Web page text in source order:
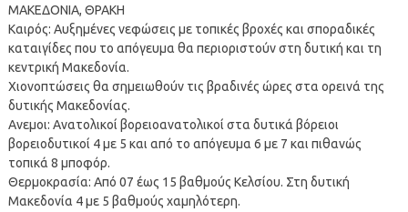
ΜΑΚΕΔΟΝΙΑ, ΘΡΑΚΗ
Καιρός: Αυξημένες νεφώσεις με τοπικές βροχές και σποραδικές
καταιγίδες που το απόγευμα θα περιοριστούν στη δυτική και τη
κεντρική Μακεδονία.
Χιονοπτώσεις θα σημειωθούν τις βραδινές ώρες στα ορεινά της
δυτικής Μακεδονίας.
Ανεμοι: Ανατολικοί βορειοανατολικοί στα δυτικά βόρειοι
βορειοδυτικοί 4 με 5 και από το απόγευμα 6 με 7 και πιθανώς
τοπικά 8 μποφόρ.
Θερμοκρασία: Από 07 έως 15 βαθμούς Κελσίου. Στη δυτική
Μακεδονία 4 με 5 βαθμούς χαμηλότερη.